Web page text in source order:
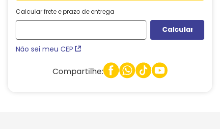
Calcular frete e prazo de entrega
Não sei meu CEP
Compartilhe: